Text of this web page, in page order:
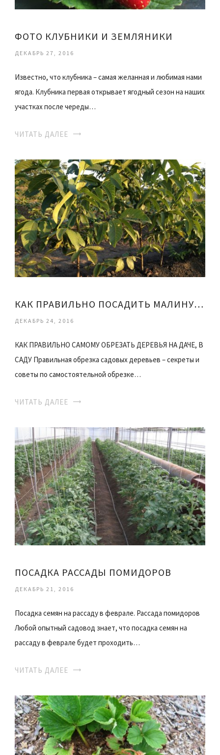
ФОТО КЛУБНИКИ И ЗЕМЛЯНИКИ
ДЕКАБРЬ 27, 2016
Известно, что клубника – самая желанная и любимая нами
ягода. Клубника первая открывает ягодный сезон на наших
участках после череды…
ЧИТАТЬ ДАЛЕЕ
КАК ПРАВИЛЬНО ПОСАДИТЬ МАЛИНУ ОСЕНЬЮ
ДЕКАБРЬ 24, 2016
КАК ПРАВИЛЬНО САМОМУ ОБРЕЗАТЬ ДЕРЕВЬЯ НА ДАЧЕ, В
САДУ Правильная обрезка садовых деревьев – секреты и
советы по самостоятельной обрезке…
ЧИТАТЬ ДАЛЕЕ
ПОСАДКА РАССАДЫ ПОМИДОРОВ
ДЕКАБРЬ 21, 2016
Посадка семян на рассаду в феврале. Рассада помидоров
Любой опытный садовод знает, что посадка семян на
рассаду в феврале будет проходить…
ЧИТАТЬ ДАЛЕЕ